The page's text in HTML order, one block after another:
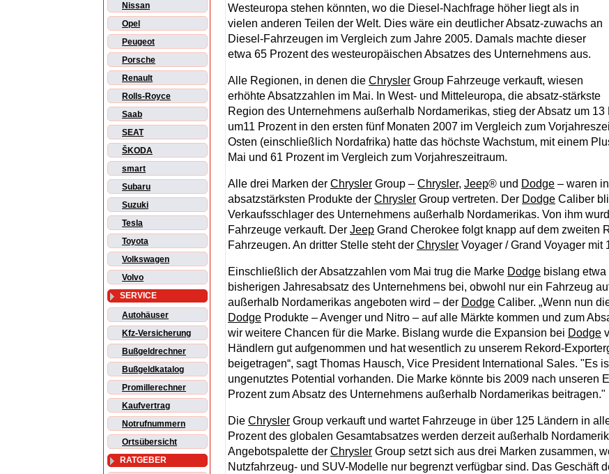
Nissan
Opel
Peugeot
Porsche
Renault
Rolls-Royce
Saab
SEAT
ŠKODA
smart
Subaru
Suzuki
Tesla
Toyota
Volkswagen
Volvo
SERVICE
Autohäuser
Kfz-Versicherung
Bußgeldrechner
Bußgeldkatalog
Promillerechner
Kaufvertrag
Notrufnummern
Ortsübersicht
RATGEBER
Westeuropa stehen könnten, wo die Diesel-Nachfrage höher liegt als in
vielen anderen Teilen der Welt. Dies wäre ein deutlicher Absatz-zuwachs an
Diesel-Fahrzeugen im Vergleich zum Jahre 2005. Damals machte dieser
etwa 65 Prozent des westeuropäischen Absatzes des Unternehmens aus.
Alle Regionen, in denen die Chrysler Group Fahrzeuge verkauft, wiesen
erhöhte Absatzzahlen im Mai. In West- und Mitteleuropa, die absatz-stärkste
Region des Unternehmens außerhalb Nordamerikas, stieg der Absatz um 13
um11 Prozent in den ersten fünf Monaten 2007 im Vergleich zum
Osten (einschließlich Nordafrika) hatte das höchste Wachstum, mit einem
Mai und 61 Prozent im Vergleich zum Vorjahreszeitraum.
Alle drei Marken der Chrysler Group – Chrysler, Jeep® und Dodge – waren
absatzstärksten Produkte der Chrysler Group vertreten. Der Dodge Caliber
Verkaufsschlager des Unternehmens außerhalb Nordamerikas. Von ihm
Fahrzeuge verkauft. Der Jeep Grand Cherokee folgt knapp auf dem zweiten
Fahrzeugen. An dritter Stelle steht der Chrysler Voyager / Grand Voyager mit
Einschließlich der Absatzzahlen vom Mai trug die Marke Dodge bislang
bisherigen Jahresabsatz des Unternehmens bei, obwohl nur ein Fahrzeug
außerhalb Nordamerikas angeboten wird – der Dodge Caliber. „Wenn nun
Dodge Produkte – Avenger und Nitro – auf alle Märkte kommen und zum
wir weitere Chancen für die Marke. Bislang wurde die Expansion bei Dodge
Händlern gut aufgenommen und hat wesentlich zu unserem Rekord-
beigetragen“, sagt Thomas Hausch, Vice President International Sales. "Es
ungenutztes Potential vorhanden. Die Marke könnte bis 2009 nach unseren
Prozent zum Absatz des Unternehmens außerhalb Nordamerikas beitragen."
Die Chrysler Group verkauft und wartet Fahrzeuge in über 125 Ländern in
Prozent des globalen Gesamtabsatzes werden derzeit außerhalb
Angebotspalette der Chrysler Group setzt sich aus drei Marken zusammen,
Nutzfahrzeug- und SUV-Modelle nur begrenzt verfügbar sind. Das Geschäft